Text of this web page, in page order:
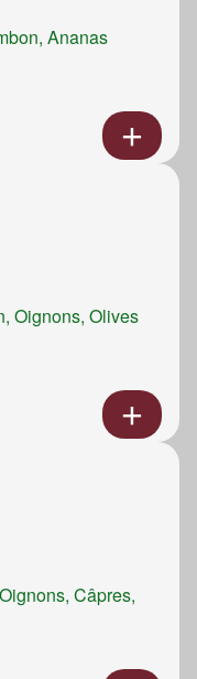
Ananas
Oignons, Olives
Câpres,